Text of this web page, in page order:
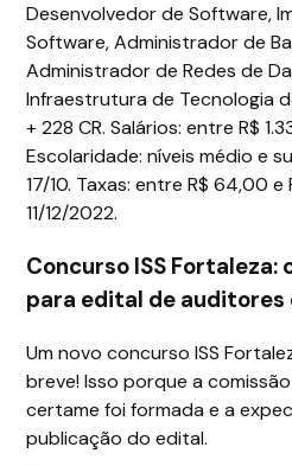
Desenvolvedor de Software,
Software, Administrador de
Administrador de Redes de
Infraestrutura de Tecnologia
+ 228 CR. Salários: entre R$
Escolaridade: níveis médio e
17/10. Taxas: entre R$ 64,00 e
11/12/2022.
Concurso ISS
para edital de auditores
Um novo concurso ISS
breve! Isso porque a
certame foi formada e a
publicação do edital.